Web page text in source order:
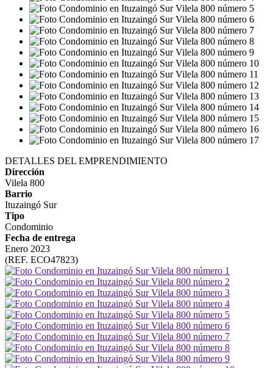
DETALLES DEL EMPRENDIMIENTO
Dirección
Vilela 800
Barrio
Ituzaingó Sur
Tipo
Condominio
Fecha de entrega
Enero 2023
(REF. ECO47823)